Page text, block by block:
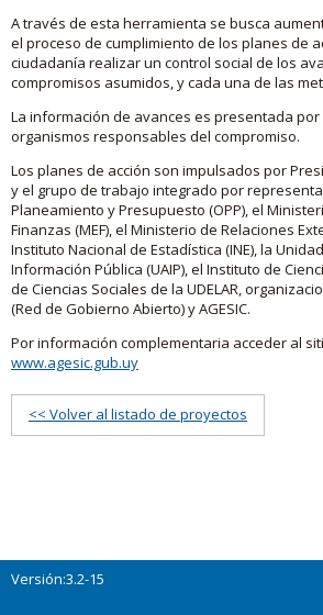
A través de esta herramienta se busca
el proceso de cumplimiento de los planes de
ciudadanía realizar un control social de los
compromisos asumidos, y cada una de las
La información de avances es presentada
organismos responsables del compromiso.
Los planes de acción son impulsados por
y el grupo de trabajo integrado por
Planeamiento y Presupuesto (OPP), el
Finanzas (MEF), el Ministerio de Relaciones
Instituto Nacional de Estadística (INE), la
Información Pública (UAIP), el Instituto de
de Ciencias Sociales de la UDELAR,
(Red de Gobierno Abierto) y AGESIC.
Por información complementaria acceder al
www.agesic.gub.uy
<< Volver al listado de proyectos
Versión:3.2-15